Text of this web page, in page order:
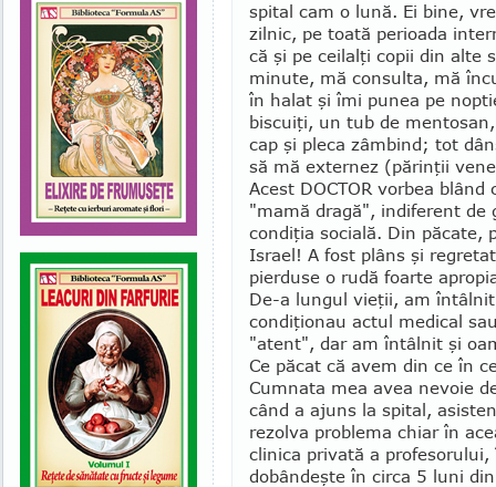
spital cam o lună. Ei bine,
zilnic, pe toată perioada
că şi pe ceilalţi copii din alte
minute, mă consul­ta, mă
în halat şi îmi punea pe
biscuiţi, un tub de
cap şi pleca zâmbind; tot
să mă ex­ternez (părinţii
Acest DOCTOR vorbea
"mamă dragă", indiferent de
condiţia so­cială. Din păcate,
Israel! A fost plâns şi
pierduse o rudă foarte
De-a lungul vieţii, am
condiţionau actul medical
"atent", dar am întâlnit şi
Ce păcat că avem din ce în
Cumnata mea avea nevoie
când a ajuns la spital,
rezolva problema chiar în
clinica privată a
dobândeşte în circa 5 luni